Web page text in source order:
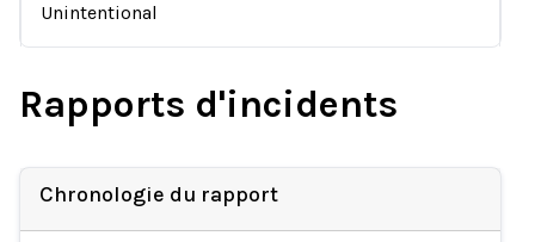
Unintentional
Rapports d'incidents
Chronologie du rapport